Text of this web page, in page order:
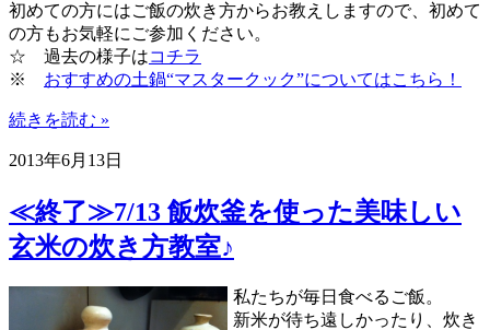
初めての方にはご飯の炊き方からお教えしますので、初めて
の方もお気軽にご参加ください。
☆ 過去の様子はコチラ
※ おすすめの土鍋“マスタークック”についてはこちら！
続きを読む »
2013年6月13日
≪終了≫7/13 飯炊釜を使った美味しい
玄米の炊き方教室♪
私たちが毎日食べるご飯。
新米が待ち遠しかったり、炊き